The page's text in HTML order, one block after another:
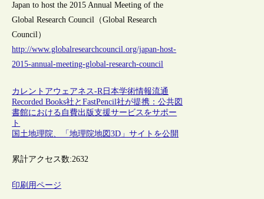
Japan to host the 2015 Annual Meeting of the
Global Research Council（Global Research
Council）
http://www.globalresearchcouncil.org/japan-host-
2015-annual-meeting-global-research-council
カレントアウェアネス-R日本学術情報流通
Recorded Books社とFastPencil社が提携：公共図
書館における自費出版支援サービスをサポー
ト
国土地理院、「地理院地図3D」サイトを公開
累計アクセス数:2632
印刷用ページ